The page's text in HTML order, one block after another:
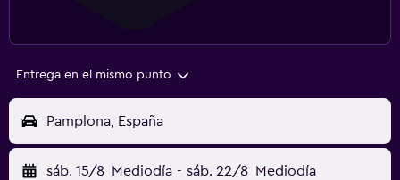
Entrega en el mismo punto
Pamplona, España
sáb. 15/8 Mediodía - sáb. 22/8 Mediodía